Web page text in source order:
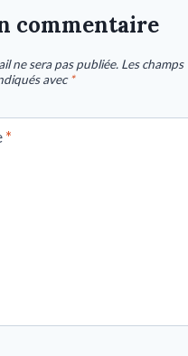
commentaire
ne sera pas publiée. Les champs
avec*
*